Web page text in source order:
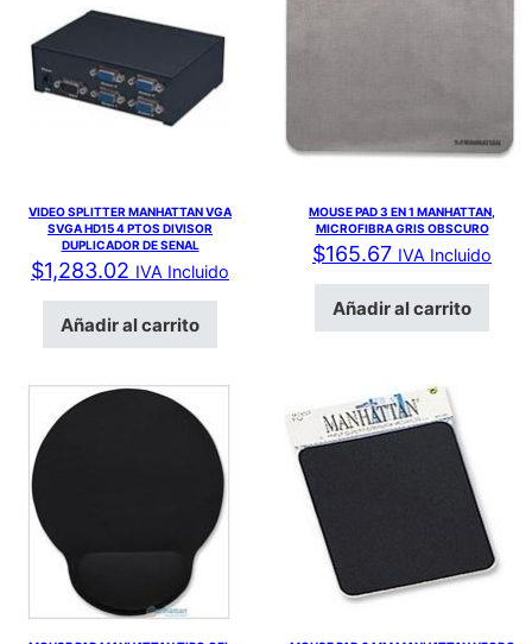
VIDEO SPLITTER MANHATTAN VGA
SVGA HD15 4 PTOS DIVISOR
DUPLICADOR DE SENAL
$1,283.02 IVA Incluido
Añadir al carrito
MOUSE PAD 3 EN 1 MANHATTAN,
MICROFIBRA GRIS OBSCURO
$165.67 IVA Incluido
Añadir al carrito